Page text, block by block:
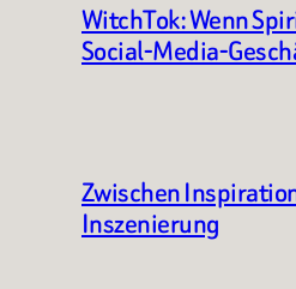
WitchTok: Wenn
Social-Media-
Zwischen
Inszenierung